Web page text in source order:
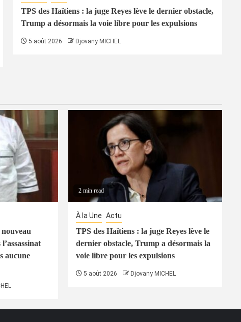
TPS des Haïtiens : la juge Reyes lève le dernier obstacle,
Trump a désormais la voie libre pour les expulsions
5 août 2026 Djovany MICHEL
aucune
2 min read
À la Une Actu
TPS des Haïtiens : la juge Reyes lève le
dernier obstacle, Trump a désormais la
voie libre pour les expulsions
5 août 2026 Djovany MICHEL